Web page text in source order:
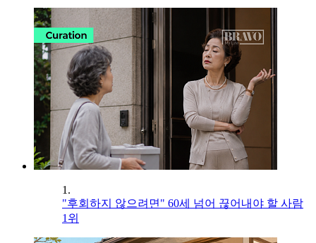
1.
"후회하지 않으려면" 60세 넘어 끊어내야 할 사람
1위